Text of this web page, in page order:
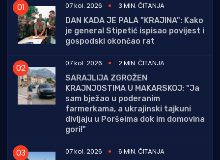
07 kol. 2026
3 MIN. ČITANJA
DAN KADA JE PALA "KRAJINA": Kako
je general Stipetić ispisao povijest i
gospodski okončao rat
07 kol. 2026
2 MIN. ČITANJA
SARAJLIJA ZGROŽEN
KRAJNJOSTIMA U MAKARSKOJ: "Ja
sam bježao u poderanim
farmerkama, a ukrajinski tajkuni
divljaju u Poršeima dok im domovina
gori!"
07 kol. 2026 6 MIN. ČITANJA